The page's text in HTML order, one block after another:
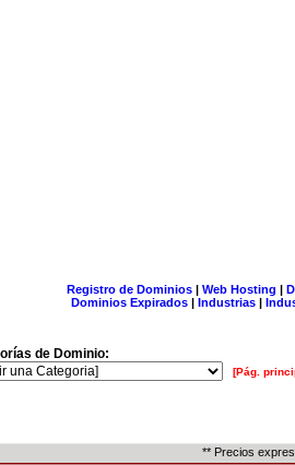
Registro de Dominios| Web Hosting |
Dominios Expirados | Industrias |
de Dominio:
[Pág.
** Precios